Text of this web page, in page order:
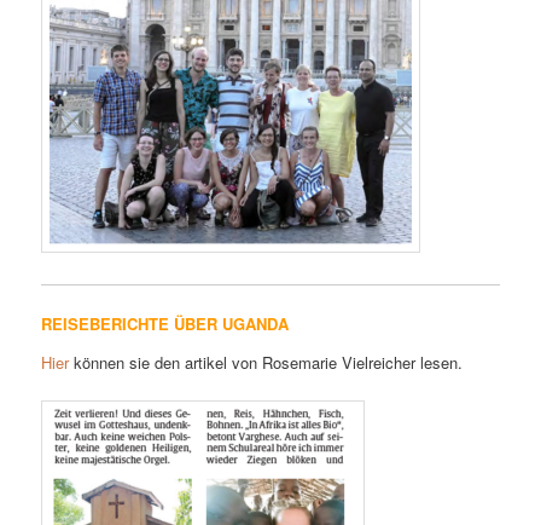
REISEBERICHTE ÜBER UGANDA
Hierkönnen sie den artikel von Rosemarie Vielreicher lesen.